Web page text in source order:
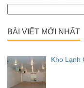
kiếm
BÀI VIẾT MỚI NHẤT
Kho Lạnh